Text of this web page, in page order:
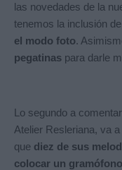
las novedades de la
tenemos la inclusión de
el modo foto.
pegatinas para darle
Lo segundo a
Atelier Resleriana, va
que diez de sus
colocar un gramófono